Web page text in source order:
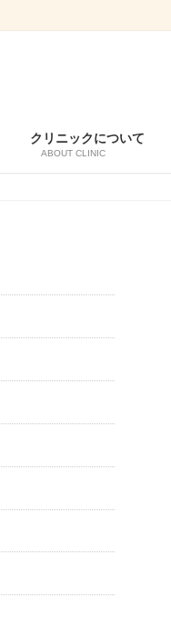
クリニックについて
ABOUT CLINIC